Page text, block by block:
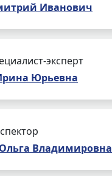
Иванович
эксперт
Юрьевна
Владимировна